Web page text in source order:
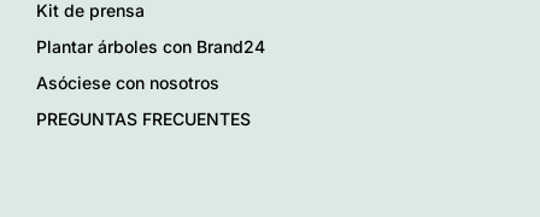
Kit de prensa
Plantar árboles con Brand24
Asóciese con nosotros
PREGUNTAS FRECUENTES